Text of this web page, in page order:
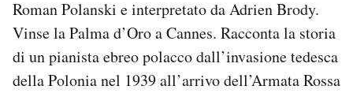
Roman Polanski e interpretato da Adrien Brody.
Vinse la Palma d’Oro a Cannes. Racconta la storia
di un pianista ebreo polacco dall’invasione tedesca
della Polonia nel 1939 all’arrivo dell’Armata Rossa